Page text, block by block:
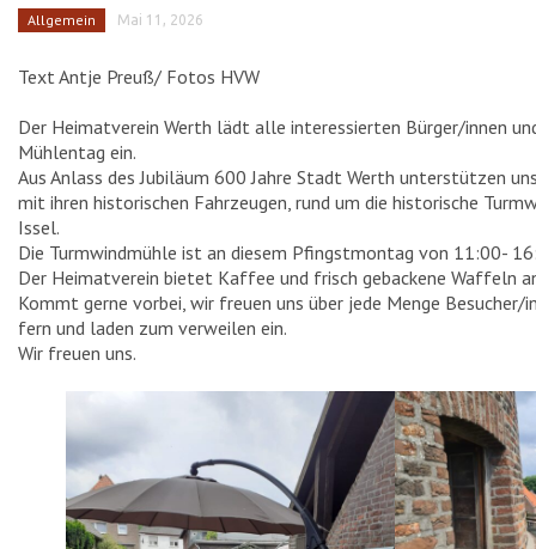
RATHAUS
HEIMATHAUS
HAUS SCHNIEDER
EVANGELISCHE KIRCHE
KATHOLISCHE KIRCHE
HAUS „IN DAS WEISSE PFERD“
KRIEGERDENKMAL
Allgemein Mai 11, 2026
Text Antje Preuß/ Fotos HVW
Der Heimatverein Werth lädt alle interessierten Bürger/innen
Mühlentag ein.
Aus Anlass des Jubiläum 600 Jahre Stadt Werth unterstützen
mit ihren historischen Fahrzeugen, rund um die historische
Issel.
Die Turmwindmühle ist an diesem Pfingstmontag von 11:00-
Der Heimatverein bietet Kaffee und frisch gebackene Waffeln
Kommt gerne vorbei, wir freuen uns über jede Menge Besucher/
fern und laden zum verweilen ein.
Wir freuen uns.